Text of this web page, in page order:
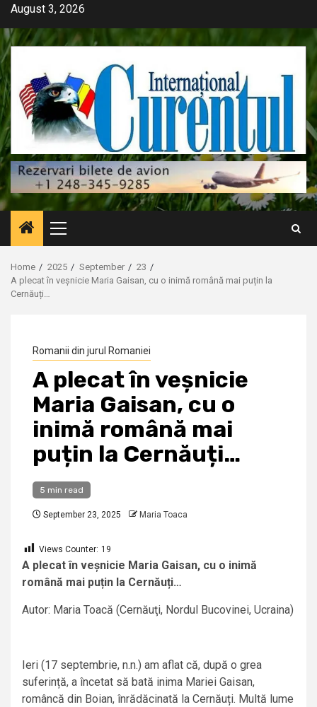
Skip
content
August 3, 2026
Primary
Menu
Home 2025 September
23
A plecat în veșnicie Maria Gaisan, cu o inimă română mai puțin la
Cernăuți…
Romanii din jurul Romaniei
A plecat în veșnicie
Maria Gaisan, cu o
inimă română mai
puțin la Cernăuți…
5 min read
September 23, 2025 Maria Toaca
Views Counter: 19
A plecat în veșnicie Maria Gaisan, cu o inimă
română mai puțin la Cernăuți…
Autor: Maria Toacă (Cernăuţi, Nordul Bucovinei, Ucraina)
Ieri (17 septembrie, n.n.) am aflat că, după o grea
suferință, a încetat să bată inima Mariei Gaisan,
româncă din Boian, înrădăcinată la Cernăuți. Multă lume